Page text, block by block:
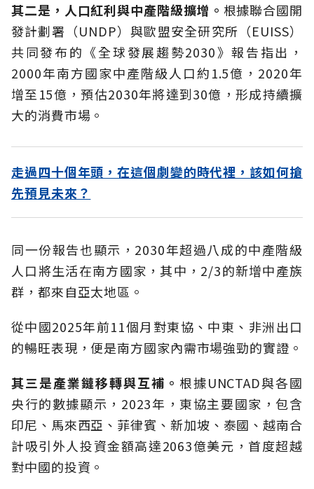
其二是，人口紅利與中產階級擴增。 根據聯合國開
發計劃署（UNDP）與歐盟安全研究所（EUISS）
共同發布的《全球發展趨勢2030》報告指出，
2000年南方國家中產階級人口約1.5億，2020年
增至15億，預估2030年將達到30億，形成持續擴
大的消費市場。
走過四十個年頭，在這個劇變的時代裡，該如何搶
先預見未來？
同一份報告也顯示，2030年超過八成的中產階級
人口將生活在南方國家，其中，2/3的新增中產族
群，都來自亞太地區。
從中國2025年前11個月對東協、中東、非洲出口
的暢旺表現，便是南方國家內需市場強勁的實證。
其三是產業鏈移轉與互補。 根據UNCTAD與各國
央行的數據顯示，2023年，東協主要國家，包含
印尼、馬來西亞、菲律賓、新加坡、泰國、越南合
計吸引外人投資金額高達2063億美元，首度超越
對中國的投資。